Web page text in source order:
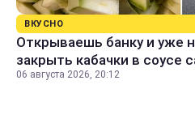
ВКУСНО
Открываешь банку и уже
закрыть кабачки в соусе
06 августа 2026, 20:12